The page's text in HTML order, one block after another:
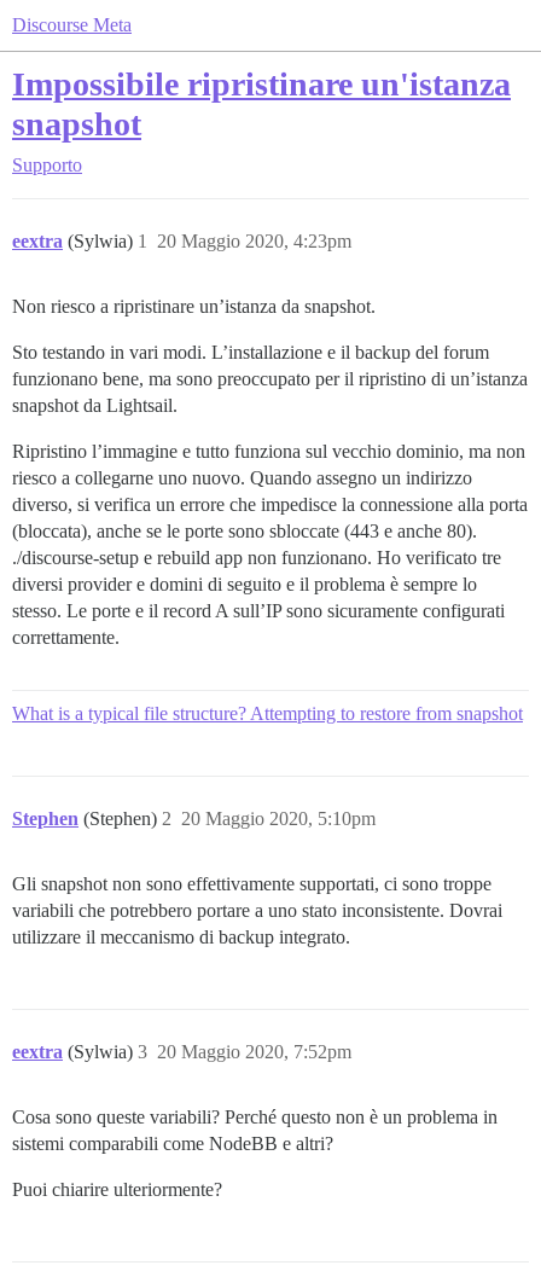
Discourse Meta
Impossibile ripristinare un'istanza
snapshot
Supporto
eextra (Sylwia) 20 Maggio 2020, 4:23pm
1
Non riesco a ripristinare un’istanza da snapshot.
Sto testando in vari modi. L’installazione e il backup del forum
funzionano bene, ma sono preoccupato per il ripristino di un’istanza
snapshot da Lightsail.
Ripristino l’immagine e tutto funziona sul vecchio dominio, ma non
riesco a collegarne uno nuovo. Quando assegno un indirizzo
diverso, si verifica un errore che impedisce la connessione alla porta
(bloccata), anche se le porte sono sbloccate (443 e anche 80).
./discourse-setup e rebuild app non funzionano. Ho verificato tre
diversi provider e domini di seguito e il problema è sempre lo
stesso. Le porte e il record A sull’IP sono sicuramente configurati
correttamente.
What is a typical file structure? Attempting to restore from snapshot
Stephen (Stephen) 20 Maggio 2020, 5:10pm
2
Gli snapshot non sono effettivamente supportati, ci sono troppe
variabili che potrebbero portare a uno stato inconsistente. Dovrai
utilizzare il meccanismo di backup integrato.
eextra (Sylwia) 20 Maggio 2020, 7:52pm
3
Cosa sono queste variabili? Perché questo non è un problema in
sistemi comparabili come NodeBB e altri?
Puoi chiarire ulteriormente?